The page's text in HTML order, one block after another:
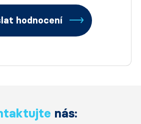
hodnocení
nás: